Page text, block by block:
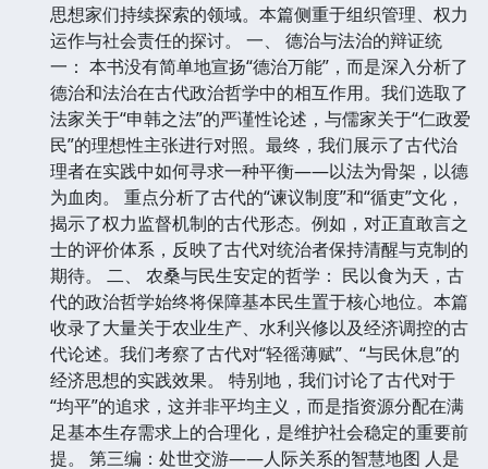
思想家们持续探索的领域。本篇侧重于组织管理、权力
运作与社会责任的探讨。 一、 德治与法治的辩证统
一： 本书没有简单地宣扬“德治万能”，而是深入分析了
德治和法治在古代政治哲学中的相互作用。我们选取了
法家关于“申韩之法”的严谨性论述，与儒家关于“仁政爱
民”的理想性主张进行对照。最终，我们展示了古代治
理者在实践中如何寻求一种平衡——以法为骨架，以德
为血肉。 重点分析了古代的“谏议制度”和“循吏”文化，
揭示了权力监督机制的古代形态。例如，对正直敢言之
士的评价体系，反映了古代对统治者保持清醒与克制的
期待。 二、 农桑与民生安定的哲学： 民以食为天，古
代的政治哲学始终将保障基本民生置于核心地位。本篇
收录了大量关于农业生产、水利兴修以及经济调控的古
代论述。我们考察了古代对“轻徭薄赋”、“与民休息”的
经济思想的实践效果。 特别地，我们讨论了古代对于
“均平”的追求，这并非平均主义，而是指资源分配在满
足基本生存需求上的合理化，是维护社会稳定的重要前
提。 第三编：处世交游——人际关系的智慧地图 人是